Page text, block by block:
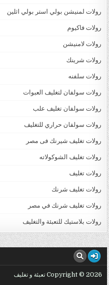
رولات لمنيشن بولي استر بولي اثلين
رولات فاكيوم
رولات لامنيشن
رولات شرينك
رولات سلفنه
رولات سولفان لتغليف العبوات
رولات سولفان تغليف علب
رولات سولفان حراري للتغليف
رولات تغليف شيرنك فى مصر
رولات تغليف الشوكولاته
رولات تغليف
رولات تغليف شرنك
رولات تغليف شرنك في مصر
رولات بلاستيك للتعبئة والتغليف
Copyright © 2026 تعبئة و تغليف